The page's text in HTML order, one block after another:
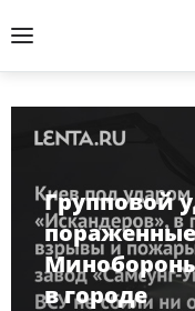
Групповой
в городе